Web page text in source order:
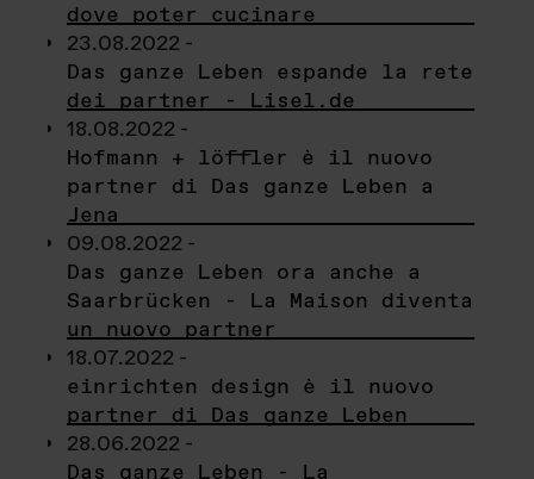
dove poter cucinare
23.08.2022 -
Das ganze Leben espande la rete
dei partner - Lisel.de
18.08.2022 -
Hofmann + löffler è il nuovo
partner di Das ganze Leben a
Jena
09.08.2022 -
Das ganze Leben ora anche a
Saarbrücken - La Maison diventa
un nuovo partner
18.07.2022 -
einrichten design è il nuovo
partner di Das ganze Leben
28.06.2022 -
Das ganze Leben - La